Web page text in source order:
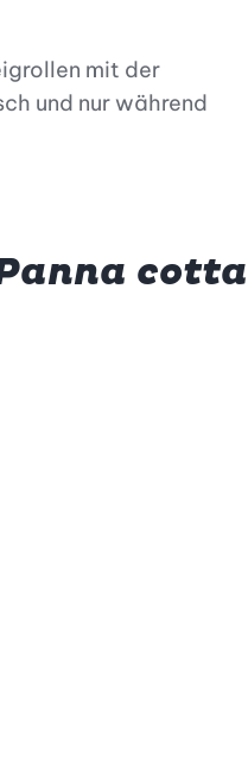
mit der
und nur während
cotta
hinzufügen